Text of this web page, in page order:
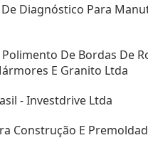
Diagnóstico Para
De Bordas De
E Granito Ltda
- Investdrive Ltda
Construção E